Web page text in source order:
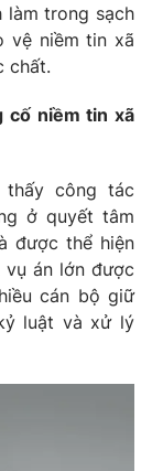
AI
làm trong sạch
vệ niềm tin xã
chất.
cố niềm tin xã
công tác
ở quyết tâm
được thể hiện
vụ án lớn được
cán bộ giữ
luật và xử lý